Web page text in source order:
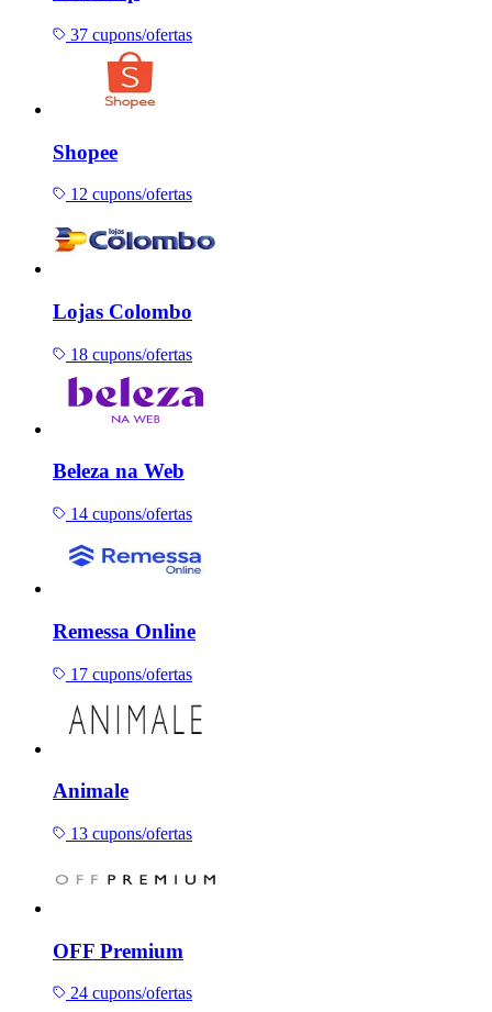
37 cupons/ofertas
Shopee
12 cupons/ofertas
Lojas Colombo
18 cupons/ofertas
Beleza na Web
14 cupons/ofertas
Remessa Online
17 cupons/ofertas
Animale
13 cupons/ofertas
OFF Premium
24 cupons/ofertas